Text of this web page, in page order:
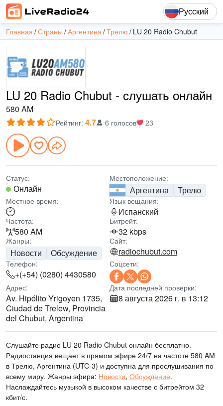
Русский
Главная Страны Аргентина Трелю LU 20 Radio Chubut
LU 20 Radio Chubut - слушать онлайн
580 AM
Рейтинг: 4.7 6 голосов 23
Статус:
Онлайн
Местоположение:
Аргентина Трелю
Местное время: Язык вещания:
Испанский
Частота:
580 AM
Битрейт:
32 kbps
Жанры:
Новости Обсуждение
Сайт:
radiochubut.com
Телефон:
+(+54) (0280) 4430580
Соцсети:
Адрес:
Av. Hipólito Yrigoyen 1735,
Ciudad de Trelew, Provincia
del Chubut, Argentina
Дата последней проверки:
8 августа 2026 г. в 13:12
Слушайте радио LU 20 Radio Chubut онлайн бесплатно.
Радиостанция вещает в прямом эфире 24/7 на частоте 580 AM
в Трелю, Аргентина (UTC-3) и доступна для прослушивания по
всему миру. Жанры эфира: Новости, Обсуждение.
Наслаждайтесь музыкой в высоком качестве с битрейтом 32
кбит/с.